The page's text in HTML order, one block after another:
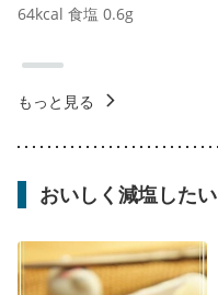
64kcal 食塩 0.6g
もっと見る
おいしく減塩したい